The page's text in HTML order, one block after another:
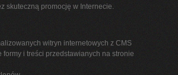
skuteczną promocję w Internecie.
witryn internetowych z CMS
formy i treści przedstawianych na stronie